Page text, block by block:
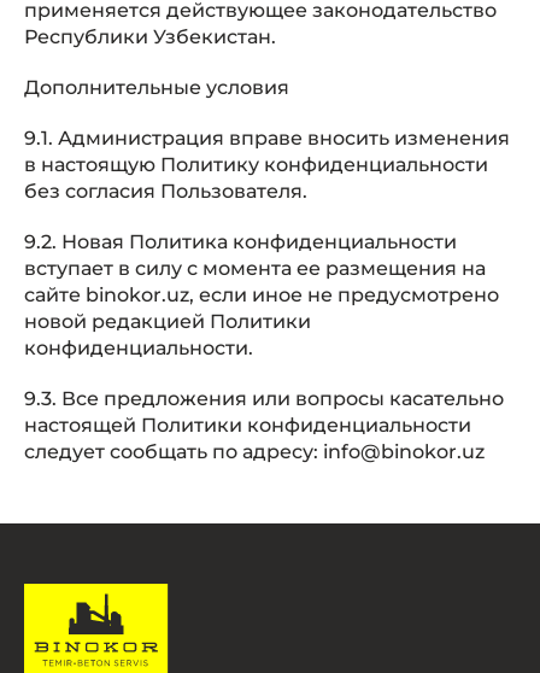
применяется действующее законодательство
Республики Узбекистан.
Дополнительные условия
9.1. Администрация вправе вносить изменения
в настоящую Политику конфиденциальности
без согласия Пользователя.
9.2. Новая Политика конфиденциальности
вступает в силу с момента ее размещения на
сайте binokor.uz, если иное не предусмотрено
новой редакцией Политики
конфиденциальности.
9.3. Все предложения или вопросы касательно
настоящей Политики конфиденциальности
следует сообщать по адресу: info@binokor.uz